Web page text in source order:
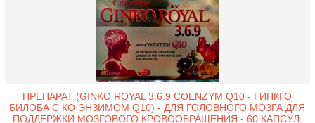
ПРЕПАРАТ (GINKO ROYAL 3.6.9 COENZYM Q10 - ГИНКГО
БИЛОБА С КО ЭНЗИМОМ Q10) - ДЛЯ ГОЛОВНОГО МОЗГА ДЛЯ
ПОДДЕРЖКИ МОЗГОВОГО КРОВООБРАЩЕНИЯ - 60 КАПСУЛ.